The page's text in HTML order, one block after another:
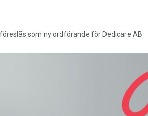
som ny ordförande för Dedicare AB